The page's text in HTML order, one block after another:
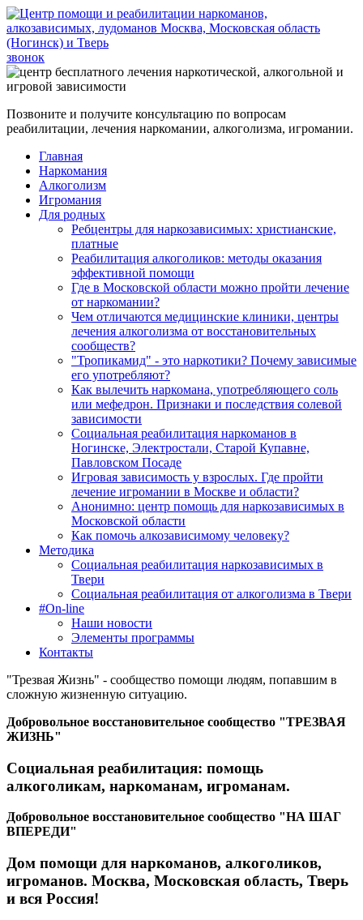
звонок
Позвоните и получите консультацию по вопросам
реабилитации, лечения наркомании, алкоголизма, игромании.
Главная
Наркомания
Алкоголизм
Игромания
Для родных
Ребцентры для наркозависимых: христианские,
платные
Реабилитация алкоголиков: методы оказания
эффективной помощи
Где в Московской области можно пройти лечение
от наркомании?
Чем отличаются медицинские клиники, центры
лечения алкоголизма от восстановительных
сообществ?
"Тропикамид" - это наркотики? Почему зависимые
его употребляют?
Как вылечить наркомана, употребляющего соль
или мефедрон. Признаки и последствия солевой
зависимости
Социальная реабилитация наркоманов в
Ногинске, Электростали, Старой Купавне,
Павловском Посаде
Игровая зависимость у взрослых. Где пройти
лечение игромании в Москве и области?
Анонимно: центр помощь для наркозависимых в
Московской области
Как помочь алкозависимому человеку?
Методика
Социальная реабилитация наркозависимых в
Твери
Социальная реабилитация от алкоголизма в Твери
#On-line
Наши новости
Элементы программы
Контакты
"Трезвая Жизнь" - сообщество помощи людям, попавшим в
сложную жизненную ситуацию.
Добровольное восстановительное сообщество "ТРЕЗВАЯ
ЖИЗНЬ"
Социальная реабилитация: помощь
алкоголикам, наркоманам, игроманам.
Добровольное восстановительное сообщество "НА ШАГ
ВПЕРЕДИ"
Дом помощи для наркоманов, алкоголиков,
игроманов. Москва, Московская область, Тверь
и вся Россия!